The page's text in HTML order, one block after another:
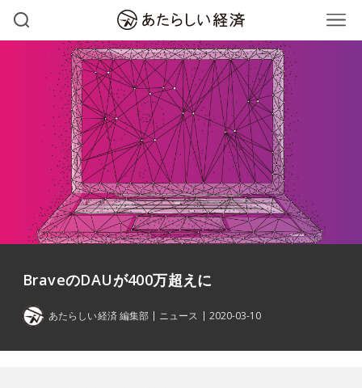
BraveのDAUが400万超えに
あたらしい経済 編集部 ニュース 2020-03-10